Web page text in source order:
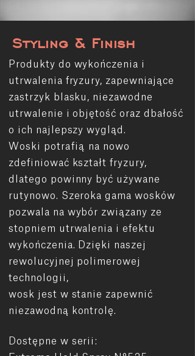
Styling & Finish
Produkty do wykończenia i
utrwalenia fryzury, zapewniające
zastrzyk blasku, niezawodne
utrwalenie i objętość oraz dbałość
o ich najlepszy wygląd.
Woski potrafią na nowo
zdefiniować kształt fryzury,
dlatego powinny być używane
rutynowo. Szeroka gama wosków
pozwala na wybór związany ze
stopniem utrwalenia i efektu
wykończenia. Dzięki naszej
rewolucyjnej polimerowej
technologii,
wosk jest w stanie zapewnić
niezawodną kontrolę.
Dostępne w serii: